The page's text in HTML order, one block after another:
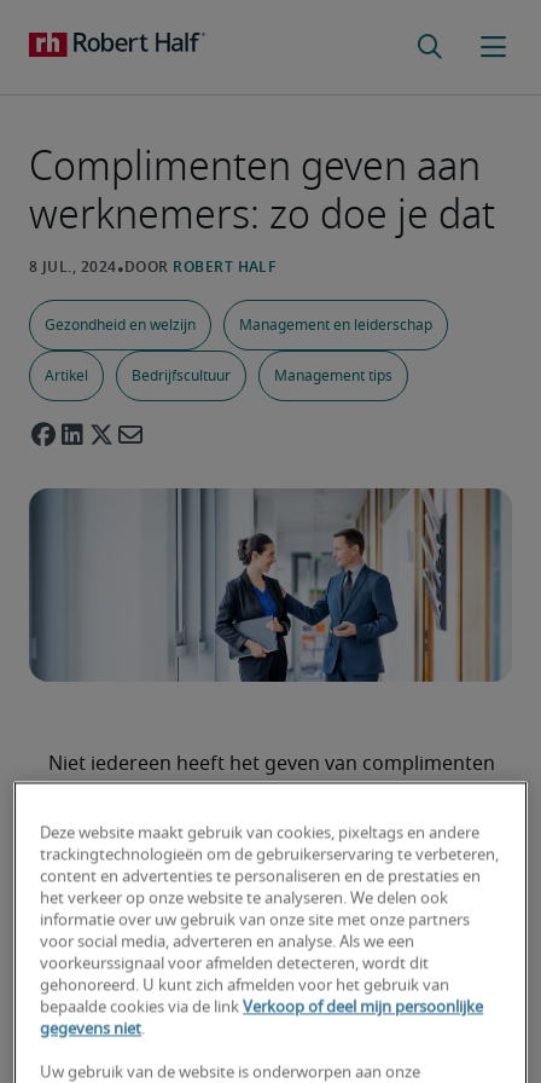
Complimenten geven aan
werknemers: zo doe je dat
Gezondheid en welzijn Management en leiderschap
Artikel Bedrijfscultuur Management tips
Niet iedereen heeft het geven van complimenten
met complimenten, en sommigen bewaren hun
positieve feedback zelfs alleen voor
functionerings- en beoordelingsgesprekken. En
dat terwijl regelmatig je waardering uiten zoveel
voordelen oplevert. Tijd dus om er je tweede
natuur van te maken. Hoe je dat doet? Wij
hebben een aantal tips.
Waardering werkt
Deze website maakt gebruik van cookies, pixeltags en andere
trackingtechnologieën om de gebruikerservaring te verbeteren,
content en advertenties te personaliseren en de prestaties en
het verkeer op onze website te analyseren. We delen ook
informatie over uw gebruik van onze site met onze partners
voor social media, adverteren en analyse. Als we een
voorkeurssignaal voor afmelden detecteren, wordt dit
gehonoreerd. U kunt zich afmelden voor het gebruik van
bepaalde cookies via de linkVerkoop of deel mijn persoonlijke
gegevens niet.
Uw gebruik van de website is onderworpen aan onze